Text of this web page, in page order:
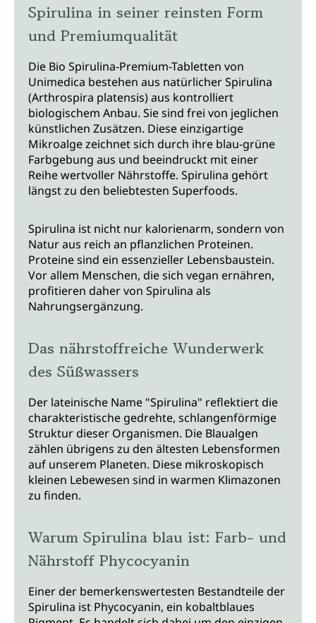
Spirulina in seiner reinsten Form
und Premiumqualität
Die Bio Spirulina-Premium-Tabletten von
Unimedica bestehen aus natürlicher Spirulina
(Arthrospira platensis) aus kontrolliert
biologischem Anbau. Sie sind frei von jeglichen
künstlichen Zusätzen. Diese einzigartige
Mikroalge zeichnet sich durch ihre blau-grüne
Farbgebung aus und beeindruckt mit einer
Reihe wertvoller Nährstoffe. Spirulina gehört
längst zu den beliebtesten Superfoods.
Spirulina ist nicht nur kalorienarm, sondern von
Natur aus reich an pflanzlichen Proteinen.
Proteine sind ein essenzieller Lebensbaustein.
Vor allem Menschen, die sich vegan ernähren,
profitieren daher von Spirulina als
Nahrungsergänzung.
Das nährstoffreiche Wunderwerk
des Süßwassers
Der lateinische Name "Spirulina" reflektiert die
charakteristische gedrehte, schlangenförmige
Struktur dieser Organismen. Die Blaualgen
zählen übrigens zu den ältesten Lebensformen
auf unserem Planeten. Diese mikroskopisch
kleinen Lebewesen sind in warmen Klimazonen
zu finden.
Warum Spirulina blau ist: Farb- und
Nährstoff Phycocyanin
Einer der bemerkenswertesten Bestandteile der
Spirulina ist Phycocyanin, ein kobaltblaues